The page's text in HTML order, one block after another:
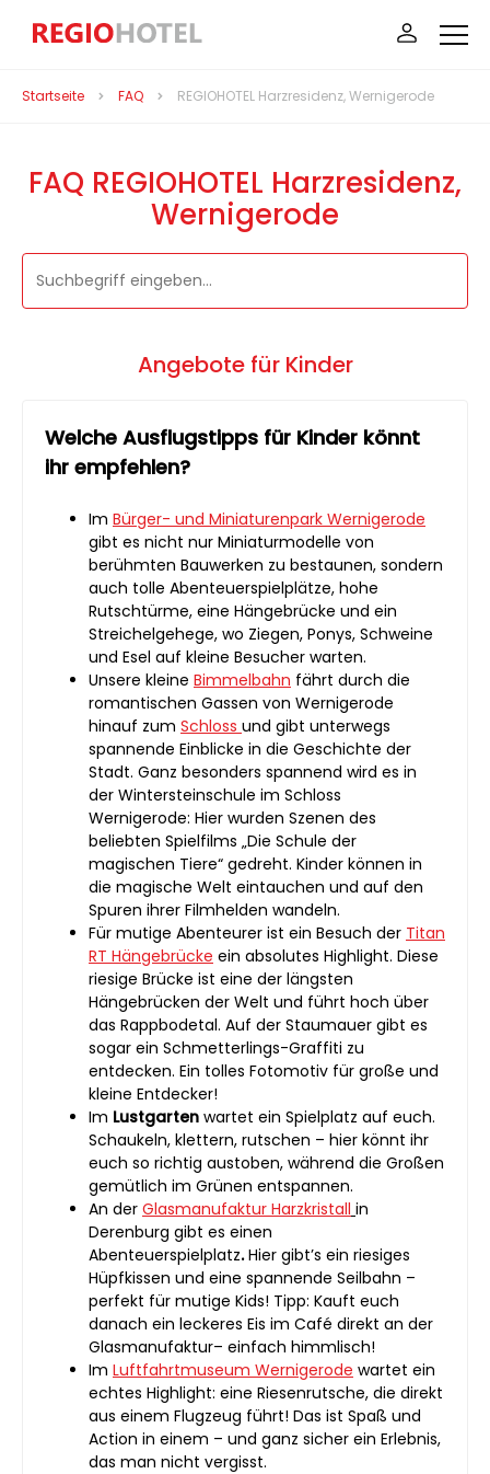
Startseite FAQ REGIOHOTEL Harzresidenz, Wernigerode
FAQ REGIOHOTEL Harzresidenz,
Wernigerode
Angebote für Kinder
Welche Ausflugstipps für Kinder könnt
ihr empfehlen?
Im Bürger- und Miniaturenpark Wernigerode
gibt es nicht nur Miniaturmodelle von
berühmten Bauwerken zu bestaunen, sondern
auch tolle Abenteuerspielplätze, hohe
Rutschtürme, eine Hängebrücke und ein
Streichelgehege, wo Ziegen, Ponys, Schweine
und Esel auf kleine Besucher warten.
Unsere kleine Bimmelbahn fährt durch die
romantischen Gassen von Wernigerode
hinauf zum Schloss und gibt unterwegs
spannende Einblicke in die Geschichte der
Stadt. Ganz besonders spannend wird es in
der Wintersteinschule im Schloss
Wernigerode: Hier wurden Szenen des
beliebten Spielfilms „Die Schule der
magischen Tiere“ gedreht. Kinder können in
die magische Welt eintauchen und auf den
Spuren ihrer Filmhelden wandeln.
Für mutige Abenteurer ist ein Besuch der Titan
RT Hängebrücke ein absolutes Highlight. Diese
riesige Brücke ist eine der längsten
Hängebrücken der Welt und führt hoch über
das Rappbodetal. Auf der Staumauer gibt es
sogar ein Schmetterlings-Graffiti zu
entdecken. Ein tolles Fotomotiv für große und
kleine Entdecker!
Im Lustgarten wartet ein Spielplatz auf euch.
Schaukeln, klettern, rutschen – hier könnt ihr
euch so richtig austoben, während die Großen
gemütlich im Grünen entspannen.
An der Glasmanufaktur Harzkristall in
Derenburg gibt es einen
Abenteuerspielplatz.Hier gibt’s ein riesiges
Hüpfkissen und eine spannende Seilbahn –
perfekt für mutige Kids! Tipp: Kauft euch
danach ein leckeres Eis im Café direkt an der
Glasmanufaktur– einfach himmlisch!
Im Luftfahrtmuseum Wernigerode wartet ein
echtes Highlight: eine Riesenrutsche, die direkt
aus einem Flugzeug führt! Das ist Spaß und
Action in einem – und ganz sicher ein Erlebnis,
das man nicht vergisst.